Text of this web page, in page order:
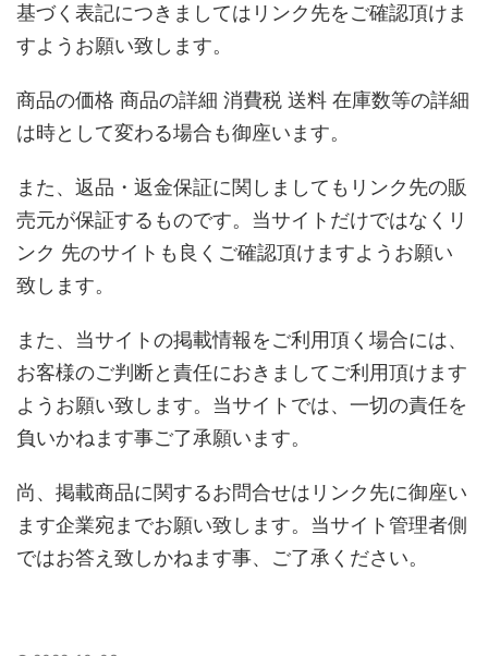
基づく表記につきましてはリンク先をご確認頂けま
すようお願い致します。
商品の価格 商品の詳細 消費税 送料 在庫数等の詳細
は時として変わる場合も御座います。
また、返品・返金保証に関しましてもリンク先の販
売元が保証するものです。当サイトだけではなくリ
ンク 先のサイトも良くご確認頂けますようお願い
致します。
また、当サイトの掲載情報をご利用頂く場合には、
お客様のご判断と責任におきましてご利用頂けます
ようお願い致します。当サイトでは、一切の責任を
負いかねます事ご了承願います。
尚、掲載商品に関するお問合せはリンク先に御座い
ます企業宛までお願い致します。当サイト管理者側
ではお答え致しかねます事、ご了承ください。